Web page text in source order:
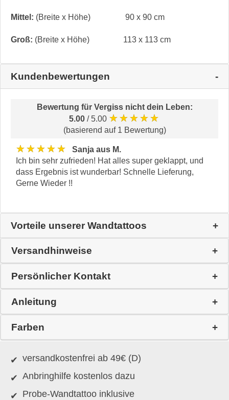
Mittel: (Breite x Höhe) 90 x 90 cm
Groß: (Breite x Höhe) 113 x 113 cm
Kundenbewertungen
Bewertung für Vergiss nicht dein Leben:
5.00 / 5.00 ★★★★★
(basierend auf 1 Bewertung)
★★★★★
Sanja aus M.
Ich bin sehr zufrieden! Hat alles super geklappt, und
dass Ergebnis ist wunderbar! Schnelle Lieferung,
Gerne Wieder !!
Vorteile unserer Wandtattoos
Versandhinweise
Persönlicher Kontakt
Anleitung
Farben
versandkostenfrei ab 49€ (D)
Anbringhilfe kostenlos dazu
Probe-Wandtattoo inklusive